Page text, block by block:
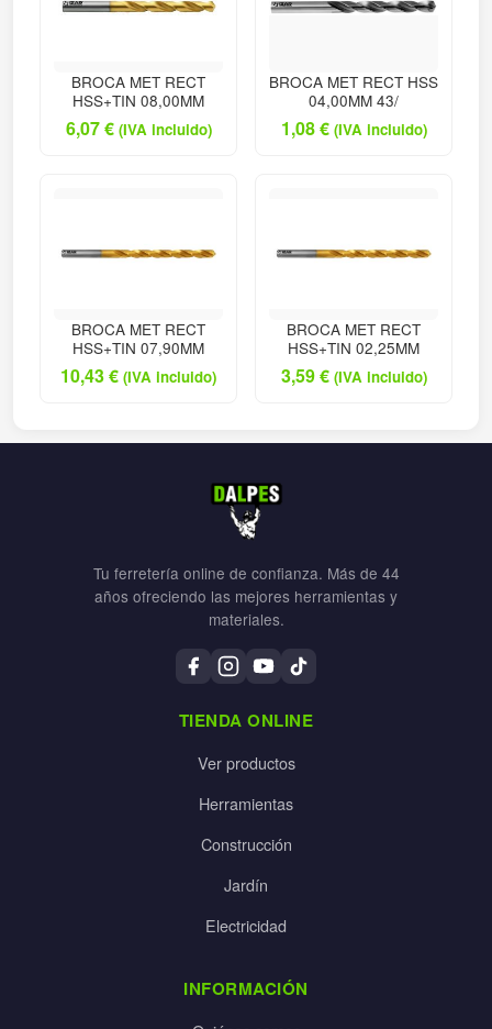
BROCA MET RECT
HSS+TIN 08,00MM
6,07€ (IVA incluido)
BROCA MET RECT HSS
04,00MM 43/
1,08€ (IVA incluido)
BROCA MET RECT
HSS+TIN 07,90MM
10,43€ (IVA incluido)
BROCA MET RECT
HSS+TIN 02,25MM
3,59€ (IVA incluido)
Tu ferretería online de confianza. Más de 44
años ofreciendo las mejores herramientas y
materiales.
TIENDA ONLINE
Ver productos
Herramientas
Construcción
Jardín
Electricidad
INFORMACIÓN